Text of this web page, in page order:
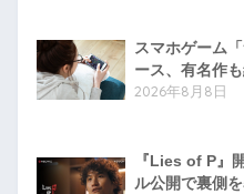
スマホゲーム
ース、有名作
2026年8月8日
『Lies of P』
ル公開で裏側